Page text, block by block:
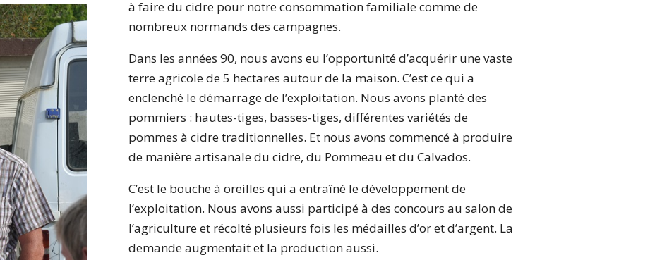
à faire du cidre pour notre consommation familiale comme de
nombreux normands des campagnes.
Dans les années 90, nous avons eu l’opportunité d’acquérir une vaste
terre agricole de 5 hectares autour de la maison. C’est ce qui a
enclenché le démarrage de l’exploitation. Nous avons planté des
pommiers : hautes-tiges, basses-tiges, différentes variétés de
pommes à cidre traditionnelles. Et nous avons commencé à produire
de manière artisanale du cidre, du Pommeau et du Calvados.
C’est le bouche à oreilles qui a entraîné le développement de
l’exploitation. Nous avons aussi participé à des concours au salon de
l’agriculture et récolté plusieurs fois les médailles d’or et d’argent. La
demande augmentait et la production aussi.